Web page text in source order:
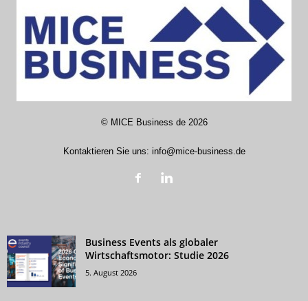
© MICE Business de2026
Kontaktieren Sie uns: info@mice-business.de
Business Events als globaler
Wirtschaftsmotor: Studie 2026
5. August 2026